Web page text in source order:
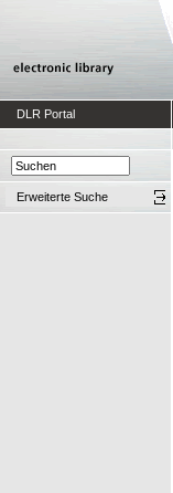
DLR Portal
Erweiterte Suche